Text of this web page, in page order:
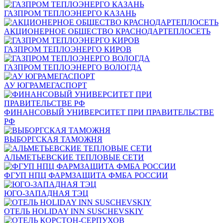
ГАЗПРОМ ТЕПЛОЭНЕРГО КАЗАНЬ
АКЦИОНЕРНОЕ ОБЩЕСТВО КРАСНОДАРТЕПЛОСЕТЬ
ГАЗПРОМ ТЕПЛОЭНЕРГО КИРОВ
ГАЗПРОМ ТЕПЛОЭНЕРГО ВОЛОГДА
АУ ЮГРАМЕГАСПОРТ
ФИНАНСОВЫЙ УНИВЕРСИТЕТ ПРИ ПРАВИТЕЛЬСТВЕ
РФ
ВЫБОРГСКАЯ ТАМОЖНЯ
АЛЬМЕТЬЕВСКИЕ ТЕПЛОВЫЕ СЕТИ
ФГУП НПЦ ФАРМЗАЩИТА ФМБА РОССИИ
ЮГО-ЗАПАДНАЯ ТЭЦ
ОТЕЛЬ HOLIDAY INN SUSCHEVSKIY